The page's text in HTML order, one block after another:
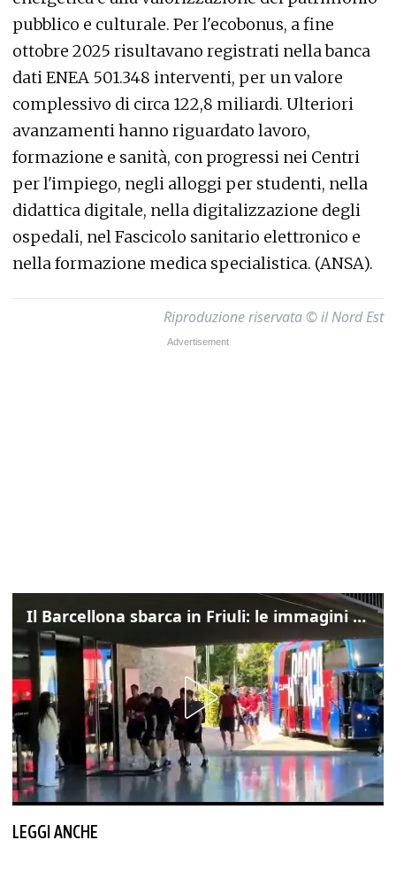
pubblico e culturale. Per l'ecobonus, a fine
ottobre 2025 risultavano registrati nella banca
dati ENEA 501.348 interventi, per un valore
complessivo di circa 122,8 miliardi. Ulteriori
avanzamenti hanno riguardato lavoro,
formazione e sanità, con progressi nei Centri
per l'impiego, negli alloggi per studenti, nella
didattica digitale, nella digitalizzazione degli
ospedali, nel Fascicolo sanitario elettronico e
nella formazione medica specialistica. (ANSA).
Riproduzione riservata © il Nord Est
Il Barcellona sbarca in Friuli: le immagini dell'arrivo in albergo
LEGGI ANCHE